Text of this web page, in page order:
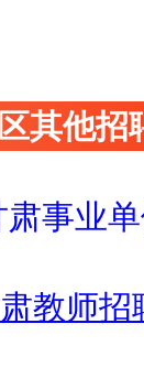
其他招
肃事业
教师